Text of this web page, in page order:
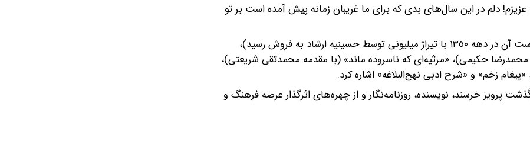
دلم در این سال‌های بدی که برای ما غریبان زمانه پیش آمده است بر تو
از آثار خرسند می‌توان به «اسطوره هابیل و قابیل» (که نوار کاست آن در دهه ١٣٥٠ با تیراژ میلیونی توسط حسینیه ارشاد به فروش رسید)،
حکیمی)، «مرثیه‌ای که ناسروده ماند» (با مقدمه محمدتقی شریعتی)،
زخم» و «شرح ادبی نهج‌البلاغه» اشاره کرد.
پرویز خرسند، نویسنده، روزنامه‌نگار و از چهره‌های اثرگذار عرصه فرهنگ و